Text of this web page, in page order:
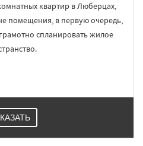
квартир в Люберцах,
помещения, в первую очередь,
спланировать жилое